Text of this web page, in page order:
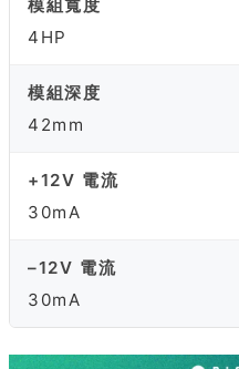
模組寬度
4HP
模組深度
42mm
+12V 電流
30mA
–12V 電流
30mA